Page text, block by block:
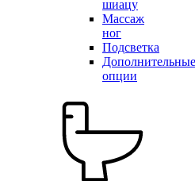
шиацу
Массаж
ног
Подсветка
Дополнительные
опции